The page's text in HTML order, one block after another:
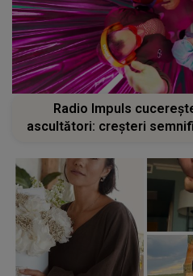
Radio Impuls
ascultători: creșteri